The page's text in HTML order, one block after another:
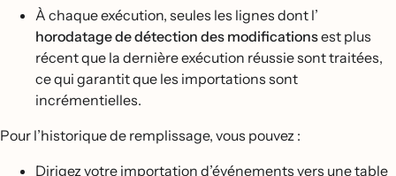
À chaque exécution, seules les lignes dont l’
horodatage de détection des modificationsest plus
récent que la dernière exécution réussie sont traitées,
ce qui garantit que les importations sont
incrémentielles.
Pour l’historique de remplissage, vous pouvez :
Dirigez votre importation d’événements vers une table